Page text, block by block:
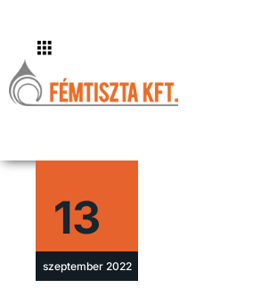
13
szeptember 2022